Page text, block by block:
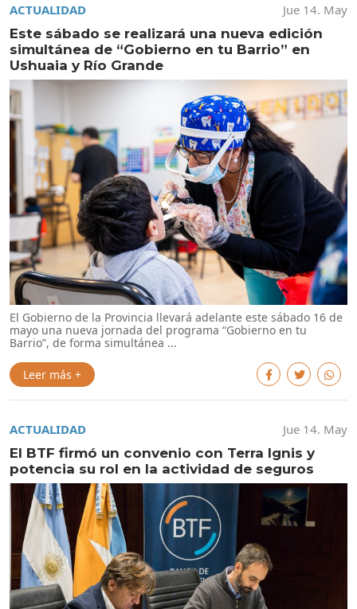
ACTUALIDAD
Jue 14. May
Este sábado se realizará una nueva edición
simultánea de “Gobierno en tu Barrio” en
Ushuaia y Río Grande
El Gobierno de la Provincia llevará adelante este sábado 16 de
mayo una nueva jornada del programa “Gobierno en tu
Barrio”, de forma simultánea ...
Leer más +
ACTUALIDAD
Jue 14. May
El BTF firmó un convenio con Terra Ignis y
potencia su rol en la actividad de seguros